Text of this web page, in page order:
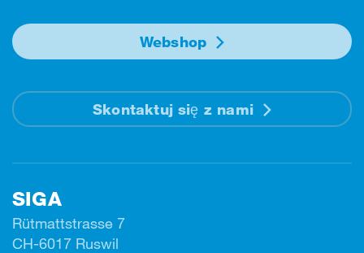
Webshop
Skontaktuj się z nami
SIGA
Rütmattstrasse 7
CH-6017 Ruswil